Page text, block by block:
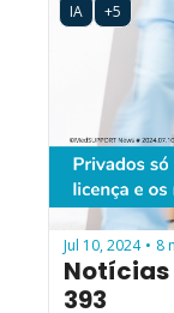
IA +5
Jul 10, 2024 • 8
Notícias
393